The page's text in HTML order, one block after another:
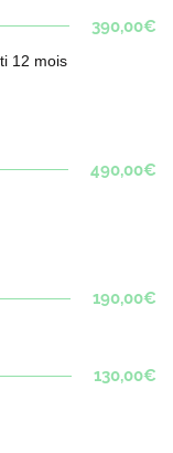
390,00€
12 mois
490,00€
190,00€
130,00€